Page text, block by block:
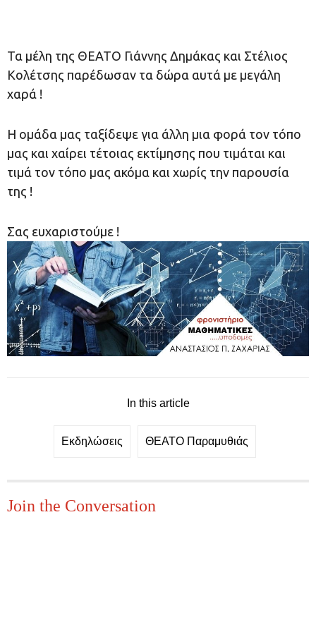
Τα μέλη της ΘΕΑΤΟ Γιάννης Δημάκας και Στέλιος
Κολέτσης παρέδωσαν τα δώρα αυτά με μεγάλη
χαρά !
Η ομάδα μας ταξίδεψε για άλλη μια φορά τον τόπο
μας και χαίρει τέτοιας εκτίμησης που τιμάται και
τιμά τον τόπο μας ακόμα και χωρίς την παρουσία
της !
Σας ευχαριστούμε !
In this article
Εκδηλώσεις ΘΕΑΤΟ Παραμυθιάς
Join the Conversation